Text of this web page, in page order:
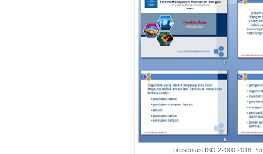
presentasi ISO 22000 2018